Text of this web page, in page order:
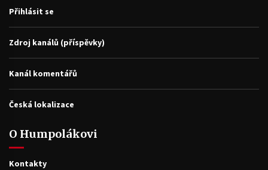
Přihlásit se
Zdroj kanálů (příspěvky)
Kanál komentářů
Česká lokalizace
O Humpolákovi
Kontakty